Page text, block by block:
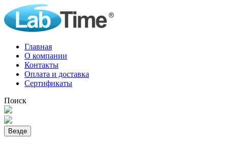
Главная
О компании
Контакты
Оплата и доставка
Сертификаты
Поиск
Везде